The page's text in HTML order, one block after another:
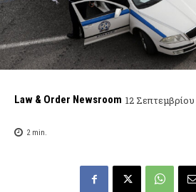
Law & Order Newsroom 12
2min.